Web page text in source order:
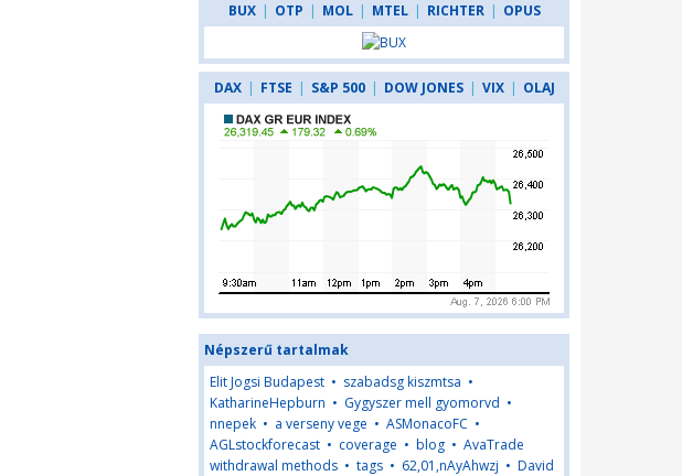
BUX | OTP | MOL | MTEL | RICHTER | OPUS
DAX | FTSE | S&P 500 | DOW JONES | VIX | OLAJ
Népszerű tartalmak
Elit Jogsi Budapest • szabadsg kiszmtsa •
KatharineHepburn • Gygyszer mell gyomorvd •
nnepek • a verseny vege • ASMonacoFC •
AGLstockforecast • coverage • blog • AvaTrade
withdrawal methods • tags • 62,01,nAyAhwzj • David